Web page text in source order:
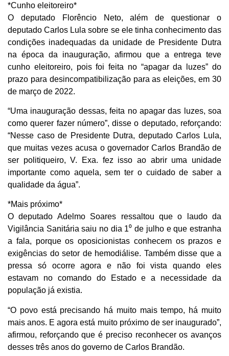
*Cunho eleitoreiro*
O deputado Florêncio Neto, além de questionar o
deputado Carlos Lula sobre se ele tinha conhecimento das
condições inadequadas da unidade de Presidente Dutra
na época da inauguração, afirmou que a entrega teve
cunho eleitoreiro, pois foi feita no “apagar da luzes” do
prazo para desincompatibilização para as eleições, em 30
de março de 2022.
“Uma inauguração dessas, feita no apagar das luzes, soa
como querer fazer número”, disse o deputado, reforçando:
“Nesse caso de Presidente Dutra, deputado Carlos Lula,
que muitas vezes acusa o governador Carlos Brandão de
ser politiqueiro, V. Exa. fez isso ao abrir uma unidade
importante como aquela, sem ter o cuidado de saber a
qualidade da água”.
*Mais próximo*
O deputado Adelmo Soares ressaltou que o laudo da
Vigilância Sanitária saiu no dia 1⁰ de julho e que estranha
a fala, porque os oposicionistas conhecem os prazos e
exigências do setor de hemodiálise. Também disse que a
pressa só ocorre agora e não foi vista quando eles
estavam no comando do Estado e a necessidade da
população já existia.
“O povo está precisando há muito mais tempo, há muito
mais anos. E agora está muito próximo de ser inaugurado”,
afirmou, reforçando que é preciso reconhecer os avanços
desses três anos do governo de Carlos Brandão.